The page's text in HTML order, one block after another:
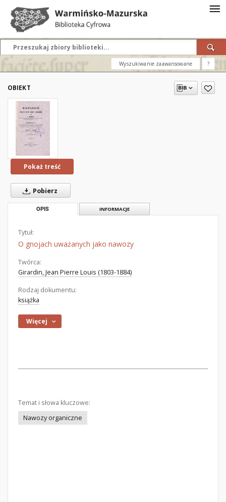
Wyszukiwanie zaawansowane ?
OBIEKT
Pokaż treść
Pobierz
OPIS INFORMACJE
Tytuł:
O gnojach uważanych jako nawozy
Twórca:
Girardin, Jean Pierre Louis (1803-1884)
Rodzaj dokumentu:
książka
Więcej
Temat i słowa kluczowe:
Nawozy organiczne